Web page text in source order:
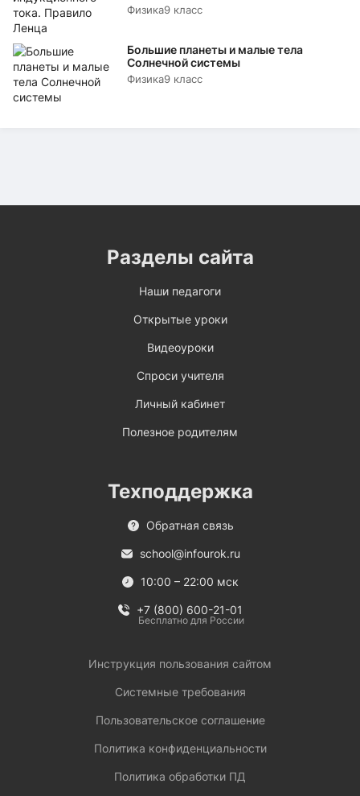
Физика9 класс
Большие планеты и малые тела
Солнечной системы
Физика9 класс
Разделы сайта
Наши педагоги
Открытые уроки
Видеоуроки
Спроси учителя
Личный кабинет
Полезное родителям
Техподдержка
Обратная связь
school@infourok.ru
10:00 – 22:00 мск
+7 (800) 600-21-01
Бесплатно для России
Инструкция пользования сайтом
Системные требования
Пользовательское соглашение
Политика конфиденциальности
Политика обработки ПД